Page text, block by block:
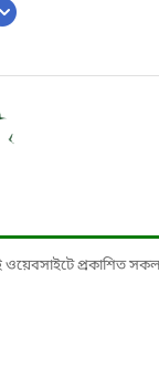
প্রকাশিত সকল